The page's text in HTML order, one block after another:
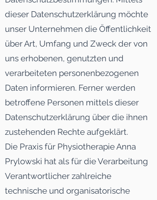
dieser Datenschutzerklärung möchte
unser Unternehmen die Öffentlichkeit
über Art, Umfang und Zweck der von
uns erhobenen, genutzten und
verarbeiteten personenbezogenen
Daten informieren. Ferner werden
betroffene Personen mittels dieser
Datenschutzerklärung über die ihnen
zustehenden Rechte aufgeklärt.
Die Praxis für Physiotherapie Anna
Prylowski hat als für die Verarbeitung
Verantwortlicher zahlreiche
technische und organisatorische